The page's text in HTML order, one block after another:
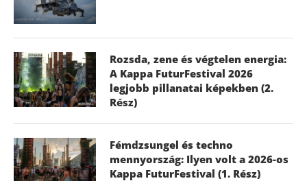
Rozsda, zene és végtelen energia:
A Kappa FuturFestival 2026
legjobb pillanatai képekben (2.
Rész)
Fémdzsungel és techno
mennyország: Ilyen volt a 2026-os
Kappa FuturFestival (1. Rész)